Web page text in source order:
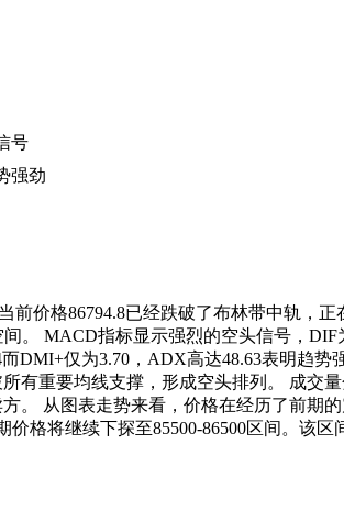
号
强劲
价格86794.8已经跌破了布林带中轨，
MACD指标显示强烈的空头信号，DIF
仅为3.70，ADX高达48.63表明趋
重要均线支撑，形成空头排列。 成交
从图表走势来看，价格在经历了前期
格将继续下探至85500-86500区间。该